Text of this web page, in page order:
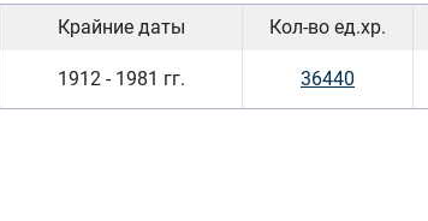
Крайние даты Кол-во ед.хр.
1912 - 1981 гг. 36440